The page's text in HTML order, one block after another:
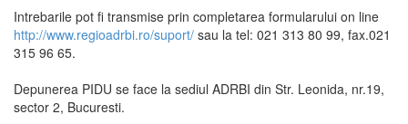
Intrebarile pot fi transmise prin completarea formularului on line
http://www.regioadrbi.ro/suport/ sau la tel: 021 313 80 99, fax.021
315 96 65.
Depunerea PIDU se face la sediul ADRBI din Str. Leonida, nr.19,
sector 2, Bucuresti.